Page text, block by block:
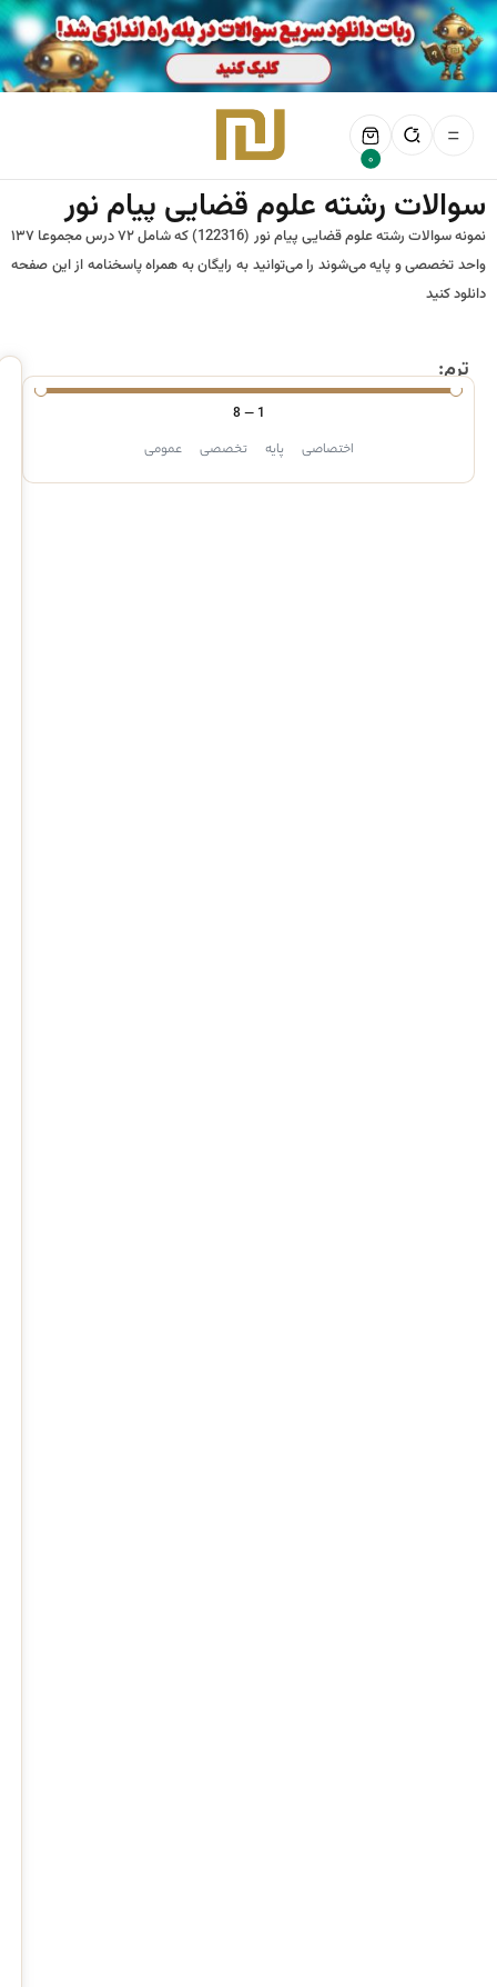
0
سوالات رشته علوم قضایی پیام نور
نمونه سوالات رشته علوم قضایی پیام نور (122316) که شامل ۷۲ درس مجموعا ۱۳۷
واحد تخصصی و پایه می‌شوند را می‌توانید به رایگان به همراه پاسخنامه از این صفحه
دانلود کنید
ترم:
1
—
8
اختصاصی پایه تخصصی عمومی